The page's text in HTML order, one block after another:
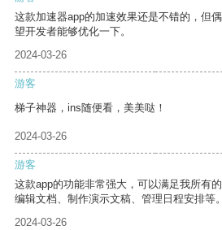
这款加速器app的加速效果还是不错的，但
望开发者能够优化一下。
2024-03-26
游客
梯子神器，ins随便看，美美哒！
2024-03-26
游客
这款app的功能非常强大，可以满足我所有
编辑文档、制作演示文稿、管理日程安排等。
2024-03-26